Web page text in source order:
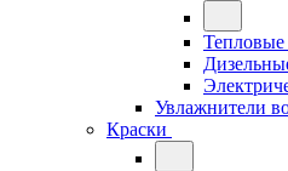
Увлажнители
Краски